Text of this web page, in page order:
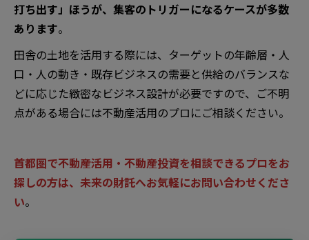
打ち出す」ほうが、集客のトリガーになるケースが多数
あります。
田舎の土地を活用する際には、ターゲットの年齢層・人
口・人の動き・既存ビジネスの需要と供給のバランスな
どに応じた緻密なビジネス設計が必要ですので、ご不明
点がある場合には不動産活用のプロにご相談ください。
首都圏で不動産活用・不動産投資を相談できるプロをお
探しの方は、未来の財託へお気軽にお問い合わせくださ
い。